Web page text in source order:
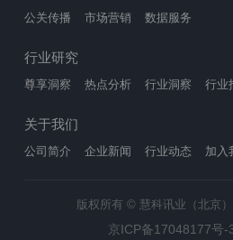
公关传播 市场营销 数据服务
行业研究
尊享洞察 热点分析 行业洞察 行业
关于我们
公司简介 企业新闻 行业动态 加入
版权所有 © 慧科讯业（北京
京ICP备17048177号-